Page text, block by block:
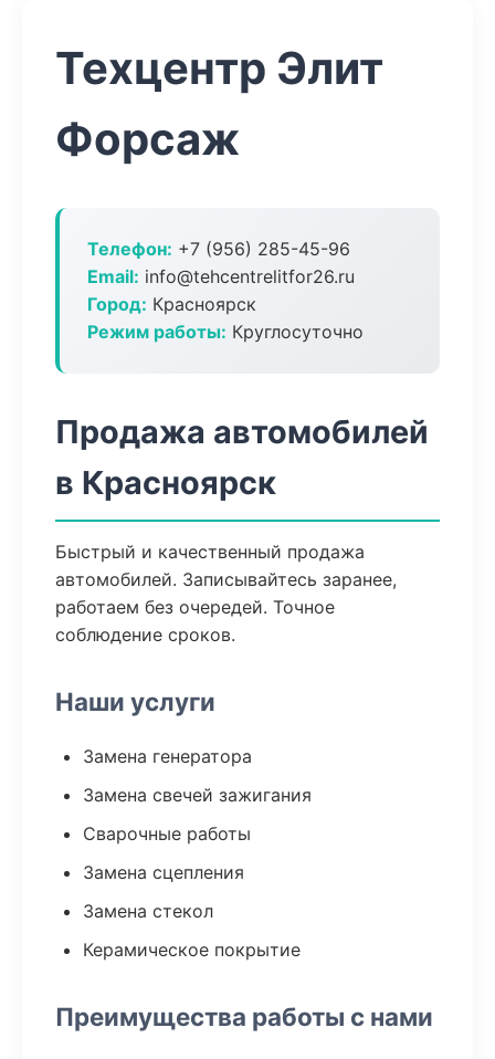
Техцентр Элит
Форсаж
Телефон: +7 (956) 285-45-96
Email: info@tehcentrelitfor26.ru
Город: Красноярск
Режим работы: Круглосуточно
Продажа автомобилей
в Красноярск
Быстрый и качественный продажа
автомобилей. Записывайтесь заранее,
работаем без очередей. Точное
соблюдение сроков.
Наши услуги
Замена генератора
Замена свечей зажигания
Сварочные работы
Замена сцепления
Замена стекол
Керамическое покрытие
Преимущества работы с нами